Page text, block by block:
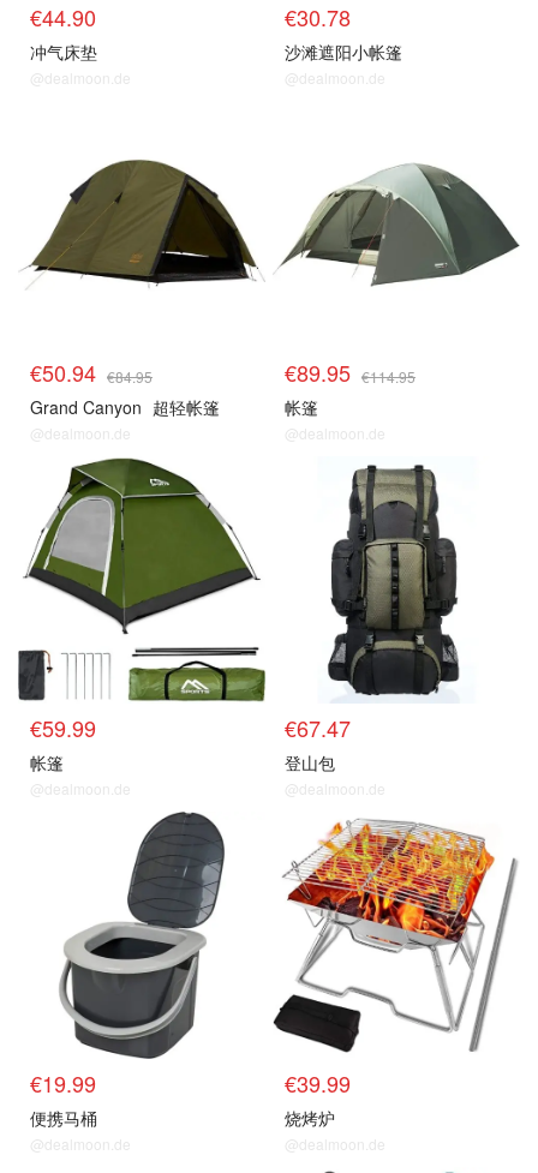
€44.90
冲气床垫
@dealmoon.de
€30.78
沙滩遮阳小帐篷
@dealmoon.de
€50.94 €84.95
Grand Canyon 超轻帐篷
@dealmoon.de
€89.95 €114.95
帐篷
@dealmoon.de
€59.99
帐篷
@dealmoon.de
€67.47
登山包
@dealmoon.de
€19.99
便携马桶
@dealmoon.de
€39.99
烧烤炉
@dealmoon.de